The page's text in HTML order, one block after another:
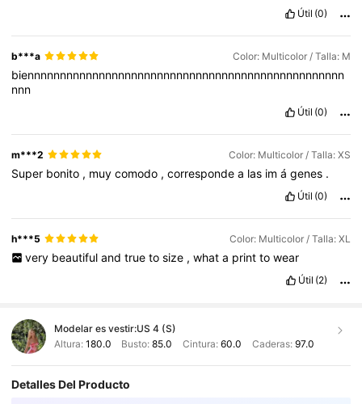
Útil (0)
b***a Color: Multicolor / Talla: M
biennnnnnnnnnnnnnnnnnnnnnnnnnnnnnnnnnnnnnnnnnnnnnnnn
nnn
Útil (0)
m***2 Color: Multicolor / Talla: XS
Super bonito , muycomodo ,correspondea las imágenes .
Útil (0)
h***5 Color: Multicolor / Talla: XL
very beautiful and true to size , what a print to wear
Útil (2)
Modelar es vestir:US 4 (S)
Altura: 180.0 Busto:85.0 Cintura: 60.0 Caderas: 97.0
Detalles Del Producto